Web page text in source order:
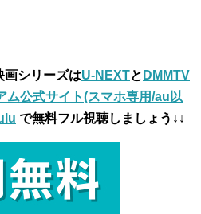
画シリーズはU-NEXTと DMMTV
ム公式サイト(スマホ専用/au以
で無料フル視聴しましょう↓↓